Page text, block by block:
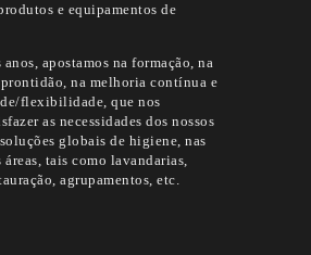
e equipamentos de
apostamos na formação, na
na melhoria contínua e
flexibilidade, que nos
as necessidades dos nossos
globais de higiene, nas
áreas, tais como lavandarias,
agrupamentos, etc.